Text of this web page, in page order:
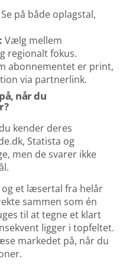
Se på både oplagstal,
Vælg mellem
regionalt fokus.
abonnementet er print,
via partnerlink.
når du
kender deres
Statista og
men de svarer ikke
og et læsertal fra helår
sammen som én
til at tegne et klart
ligger i topfeltet.
markedet på, når du